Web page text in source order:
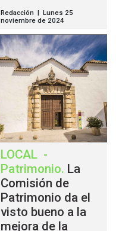
Redacción | Lunes 25
noviembre de 2024
LOCAL -
Patrimonio. La
Comisión de
Patrimonio da el
visto bueno a la
mejora de la